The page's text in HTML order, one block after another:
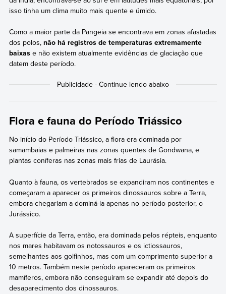
isso tinha um clima muito mais quente e úmido.
Como a maior parte da Pangeia se encontrava em zonas afastadas
dos polos, não há registros de temperaturas extremamente
baixase não existem atualmente evidências de glaciação que
datem deste período.
Flora e fauna do Período Triássico
No início do Período Triássico, a flora era dominada por
samambaias e palmeiras nas zonas quentes de Gondwana, e
plantas coníferas nas zonas mais frias de Laurásia.
Quanto à fauna, os vertebrados se expandiram nos continentes e
começaram a aparecer os primeiros dinossauros sobre a Terra,
embora chegariam a dominá-la apenas no período posterior, o
Jurássico.
A superfície da Terra, então, era dominada pelos répteis, enquanto
nos mares habitavam os notossauros e os ictiossauros,
semelhantes aos golfinhos, mas com um comprimento superior a
10 metros. Também neste período apareceram os primeiros
mamíferos, embora não conseguiram se expandir até depois do
desaparecimento dos dinossauros.